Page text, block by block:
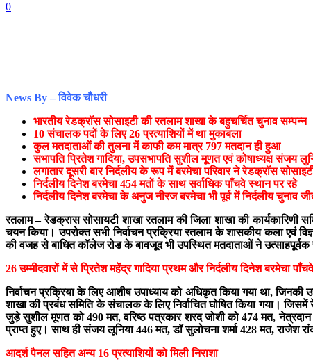
0
News By – विवेक चौधरी
भारतीय रेडक्रॉस सोसाइटी की रतलाम शाखा के बहुचर्चित चुनाव सम्पन्न
10 संचालक पदों के लिए 26 प्रत्याशियों में था मुकाबला
कुल मतदाताओं की तुलना में काफी कम मात्र 797 मतदान ही हुआ
सभापति प्रितेश गादिया, उपसभापति सुशील मूणत एवं कोषाध्यक्ष संजय
लगातार दूसरी बार निर्दलीय के रूप में बरमेचा परिवार ने रेडक्रॉस
निर्दलीय दिनेश बरमेचा 454 मतों के साथ सर्वाधिक पाँचवे स्थान पर रहे
निर्दलीय दिनेश बरमेचा के अनुज नीरज बरमेचा भी पूर्व में निर्दलीय चुनाव
रतलाम – रेडक्रास सोसायटी शाखा रतलाम की जिला शाखा की कार्यकारिणी
चयन किया। उपरोक्त सभी निर्वाचन प्रक्रिया रतलाम के शासकीय कला एवं
की वजह से बाधित कॉलेज रोड के बावजूद भी उपस्थित मतदाताओं ने उत्साहपूर्वक
26 उम्मीदवारों में से प्रितेश महेंद्र गादिया प्रथम और निर्दलीय दिनेश बरमेचा
निर्वाचन प्रक्रिया के लिए आशीष उपाध्याय को अधिकृत किया गया था,
शाखा की प्रबंध समिति के संचालक के लिए निर्वाचित घोषित किया गया। जिसमें
जुड़े सुशील मूणत को 490 मत, वरिष्ठ पत्रकार शरद जोशी को 474 मत,
प्राप्त हुए। साथ ही संजय लूनिया 446 मत, डॉ सुलोचना शर्मा 428 मत, राजेश
आदर्श पैनल सहित अन्य 16 प्रत्याशियों को मिली निराशा